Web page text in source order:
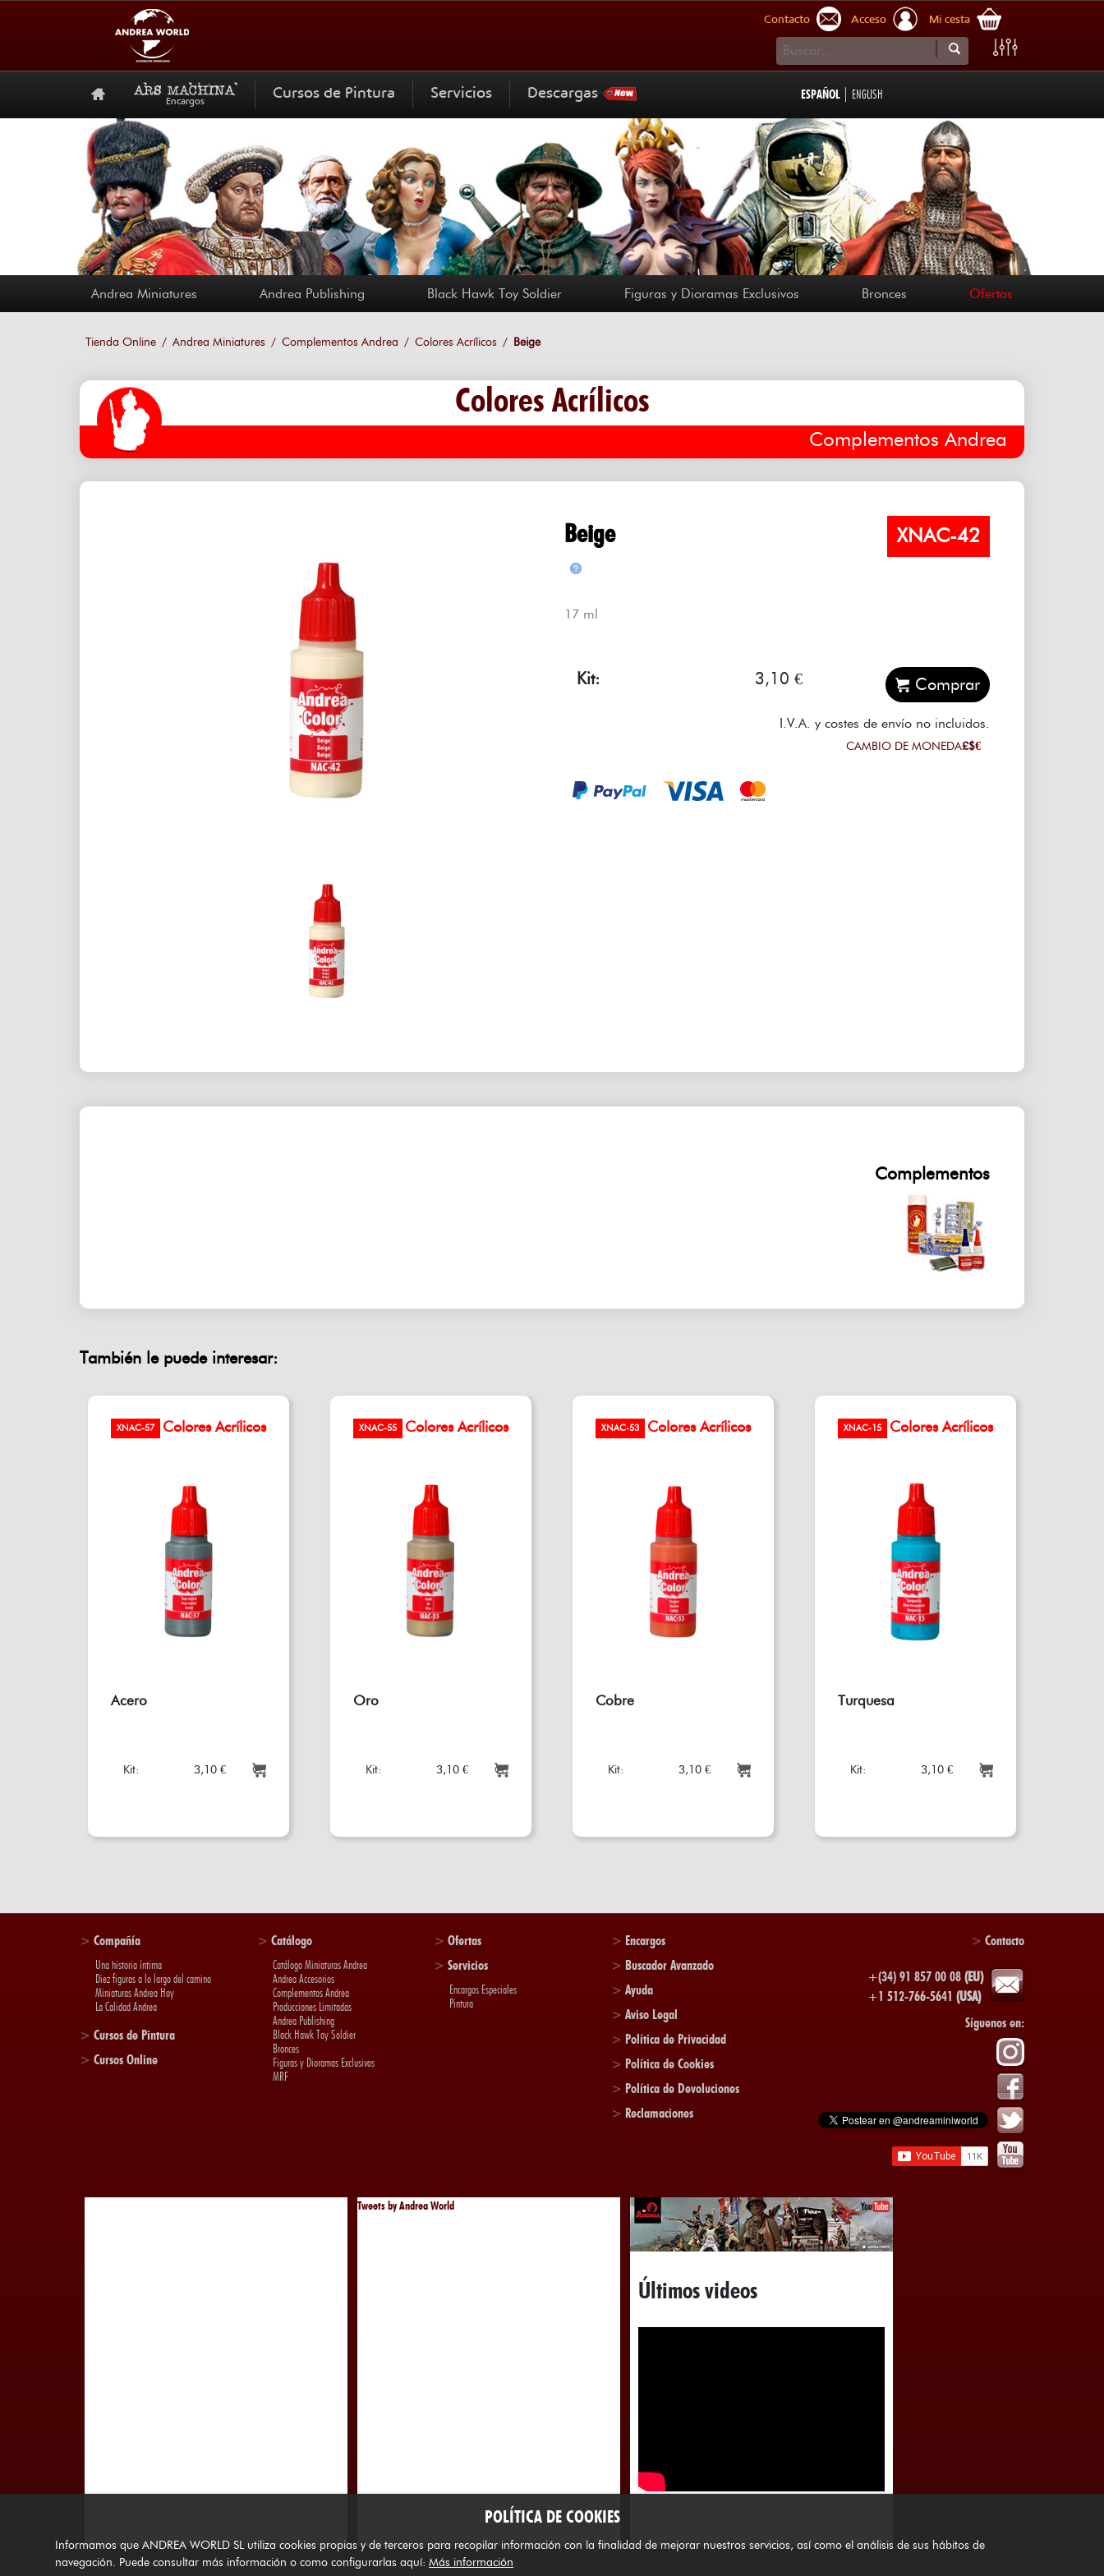
Contacto Acceso Mi cesta
Encargos Cursos de Pintura Servicios Descargas ESPAÑOL | ENGLISH
Andrea Miniatures Andrea Publishing Black Hawk Toy Soldier Figuras y Dioramas Exclusivos Bronces Ofertas
Tienda Online Andrea Miniatures Complementos Andrea Colores Acrílicos Beige
Colores Acrílicos
Complementos Andrea
Beige XNAC-42
17 ml
Kit: 3,10 €
I.V.A. y costes de envío no incluidos.
CAMBIO DE MONEDA£$€
Complementos
También le puede interesar:
XNAC-57 Colores Acrílicos
Acero
Kit: 3,10 €
XNAC-55 Colores Acrílicos
Oro
Kit: 3,10 €
XNAC-53 Colores Acrílicos
Cobre
Kit: 3,10 €
XNAC-15 Colores Acrílicos
Turquesa
Kit: 3,10 €
> Compañía
Una historia íntima
Diez figuras a lo largo del camino
Miniaturas Andrea Hoy
La Calidad Andrea
> Cursos de Pintura
> Cursos Online
> Catálogo
Catálogo Miniaturas Andrea
Andrea Accesorios
Complementos Andrea
Producciones Limitadas
Andrea Publishing
Black Hawk Toy Soldier
Bronces
Figuras y Dioramas Exclusivos
MRF
>Ofertas
>Servicios
Encargos Especiales
Pintura
> Encargos
> Buscador Avanzado
> Ayuda
> Aviso Legal
> Política de Privacidad
> Política de Cookies
> Política de Devoluciones
> Reclamaciones
> Contacto
+(34) 91 857 00 08 (EU)
+1 512-766-5641 (USA)
Síguenos en:
Tweets by Andrea World
Últimos videos
POLÍTICA DE COOKIES
Informamos que ANDREA WORLD SL utiliza cookies propias y de terceros para recopilar información con la finalidad de mejorar nuestros servicios, así como el análisis de sus hábitos de
navegación. Puede consultar más información o como configurarlas aquí:Más información